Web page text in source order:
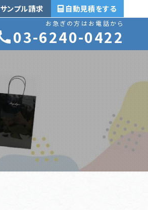
お急ぎの方はお電話から
03-6240-0422
サンプル 自動見積